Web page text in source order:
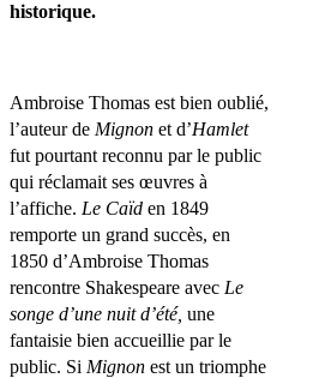
historique.
Ambroise Thomas est bien oublié,
l’auteur de Mignon et d’Hamlet
fut pourtant reconnu par le public
qui réclamait ses œuvres à
l’affiche. Le Caïd en 1849
remporte un grand succès, en
1850 d’Ambroise Thomas
rencontre Shakespeare avec Le
songe d’une nuit d’été, une
fantaisie bien accueillie par le
public. Si Mignon est un triomphe